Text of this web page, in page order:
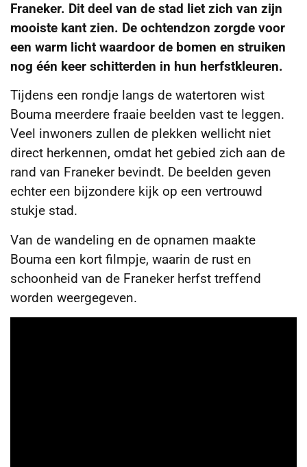
Franeker. Dit deel van de stad liet zich van zijn
mooiste kant zien. De ochtendzon zorgde voor
een warm licht waardoor de bomen en struiken
nog één keer schitterden in hun herfstkleuren.
Tijdens een rondje langs de watertoren wist
Bouma meerdere fraaie beelden vast te leggen.
Veel inwoners zullen de plekken wellicht niet
direct herkennen, omdat het gebied zich aan de
rand van Franeker bevindt. De beelden geven
echter een bijzondere kijk op een vertrouwd
stukje stad.
Van de wandeling en de opnamen maakte
Bouma een kort filmpje, waarin de rust en
schoonheid van de Franeker herfst treffend
worden weergegeven.